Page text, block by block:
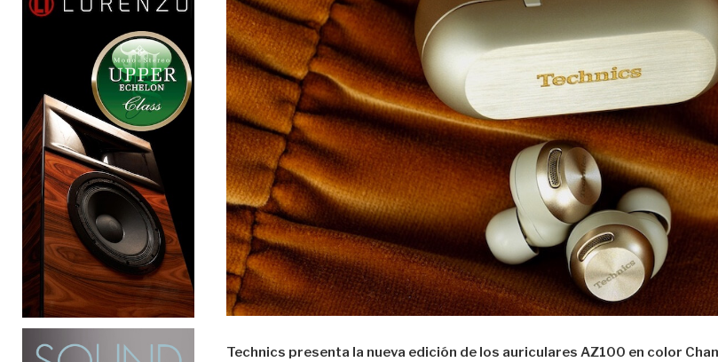
Technics presenta la nueva edición de los auriculares AZ100 en color